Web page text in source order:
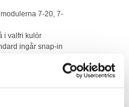
7-20, 7-
i valfri kulör
ingår snap-in
gångjärn, valfri
skjutdörr samt